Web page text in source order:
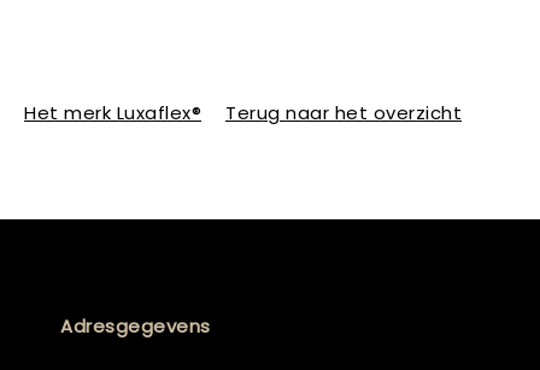
Het merk Luxaflex® Terug naar het overzicht
Adresgegevens